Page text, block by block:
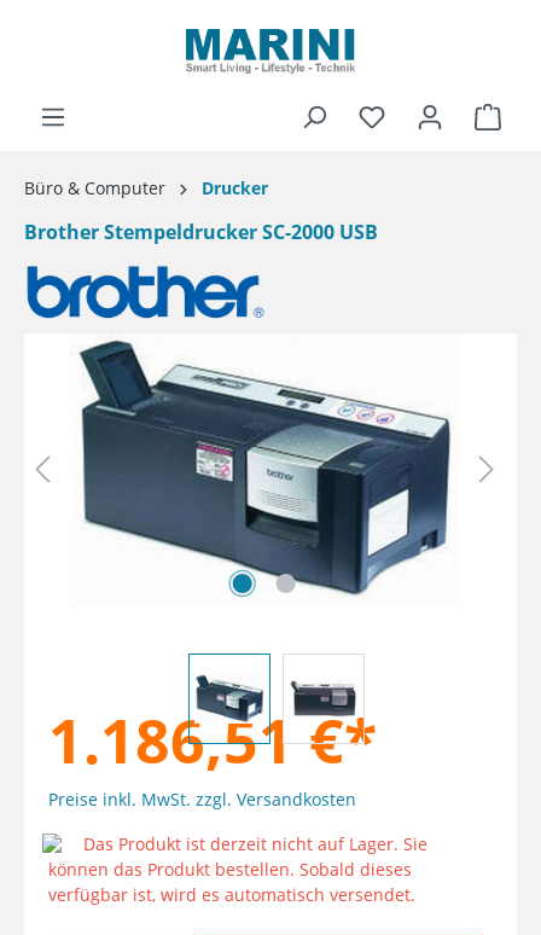
Büro & Computer Drucker
Brother Stempeldrucker SC-2000 USB
Bildergalerie überspringen
1.186,51 €*
Preise inkl. MwSt. zzgl. Versandkosten
Das Produkt ist derzeit nicht auf Lager. Sie
können das Produkt bestellen. Sobald dieses
verfügbar ist, wird es automatisch versendet.